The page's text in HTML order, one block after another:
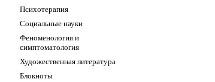
Психотерапия
Социальные науки
Феноменология и
симптоматология
Художественная литература
Блокноты